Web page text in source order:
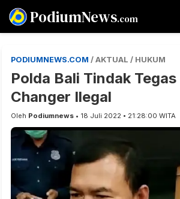
PodiumNews.com
PODIUMNEWS.COM / AKTUAL / HUKUM
Polda Bali Tindak
Changer Ilegal
Oleh Podiumnews • 18 Juli 2022 • 21:28:00 WITA